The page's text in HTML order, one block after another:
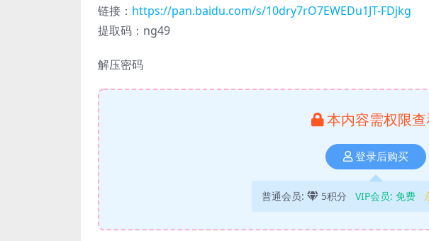
链接： https://pan.baidu.com/s/10dry7rO7EWEDu1JT-FDjkg
提取码：ng49
解压密码
本内容需权限
登录后购买
普通会员: 5积分 VIP会员: 免费